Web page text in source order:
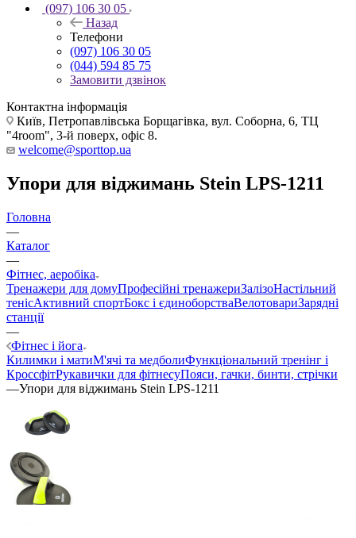
(097) 106 30 05
Назад
Телефони
(097) 106 30 05
(044) 594 85 75
Замовити дзвінок
Контактна інформація
Київ, Петропавлівська Борщагівка, вул. Соборна, 6, ТЦ
"4room", 3-й поверх, офіс 8.
welcome@sporttop.ua
Упори для віджимань Stein LPS-1211
Головна
—
Каталог
—
Фітнес, аеробіка
Тренажери для домуПрофесійні тренажериЗалізоНастільний
тенісАктивний спортБокс і єдиноборстваВелотовариЗарядні
станції
—
Фітнес і йога
Килимки і матиМ'ячі та медболиФункціональний тренінг і
КроссфітРукавички для фітнесуПояси, гачки, бинти, стрічки
—Упори для віджимань Stein LPS-1211